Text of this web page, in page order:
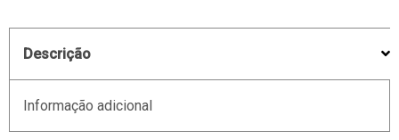
Descrição
Informação adicional